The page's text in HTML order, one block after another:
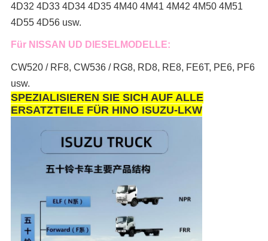
4D32 4D33 4D34 4D35 4M40 4M41 4M42 4M50 4M51
4D55 4D56 usw.
Für NISSAN UD DIESELMODELLE:
CW520 / RF8, CW536 / RG8, RD8, RE8, FE6T, PE6, PF6
usw.
SPEZIALISIEREN SIE SICH AUF ALLE
ERSATZTEILE FÜR HINO ISUZU-LKW